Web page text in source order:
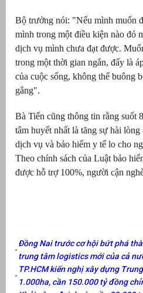
Bộ trưởng nói: "Nếu mình muốn
mình trong một điều kiện nào đó
dịch vụ mình chưa đạt được.
trong một thời gian ngắn, đấy là
của cuộc sống, không thể buông
gắng".
Bà Tiến cũng thông tin rằng suốt
tâm huyết nhất là tăng sự hài
dịch vụ và bảo hiểm y tế lo cho
Theo chính sách của Luật bảo
được hỗ trợ 100%, người cận
Đồng Nai trước cơ hội bứt phá
trung tâm logistics mới của cả
TP.HCM kiến nghị xây dựng
1.000ha, cần 150.000 tỷ đồng